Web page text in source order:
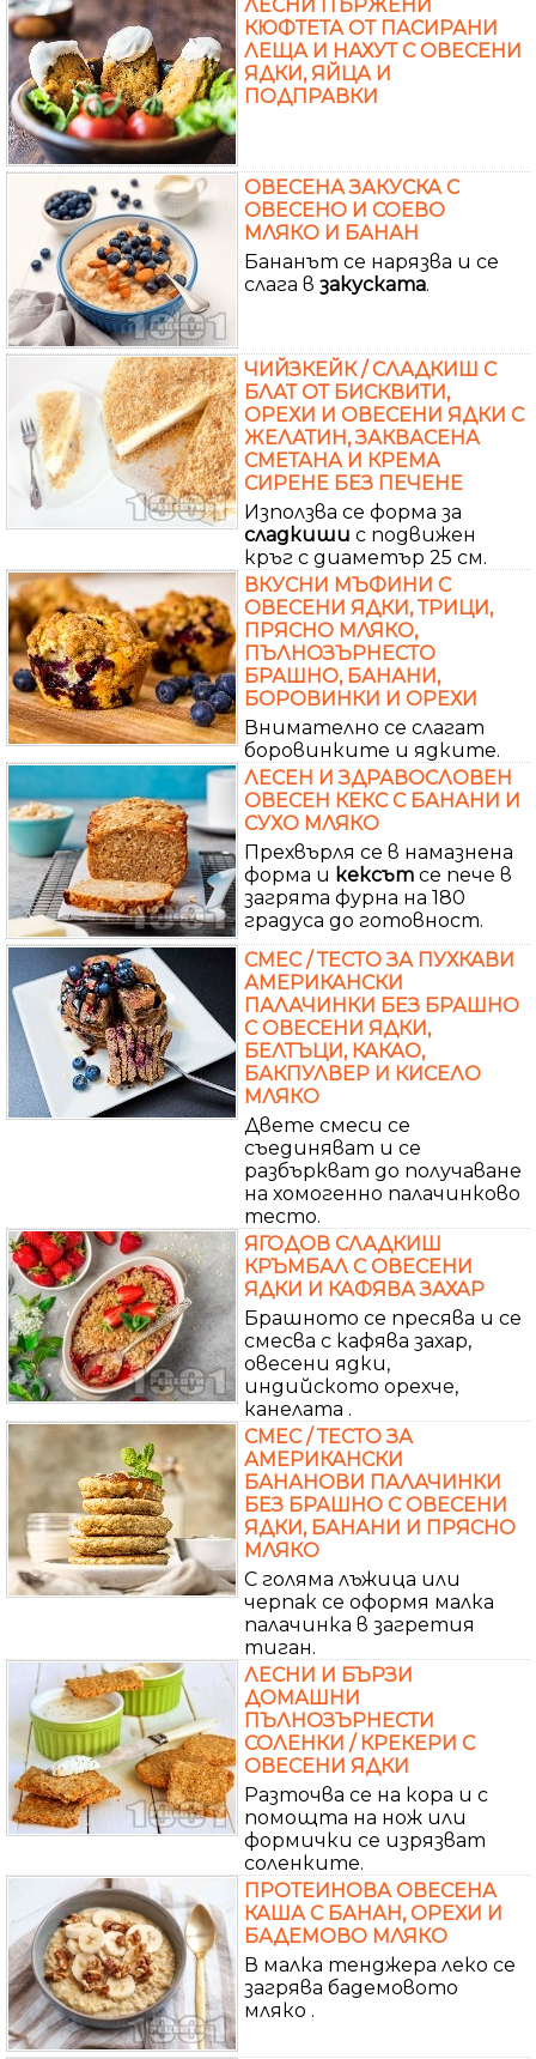
ЛЕСНИ ПЪРЖЕНИ
КЮФТЕТА ОТ ПАСИРАНИ
ЛЕЩА И НАХУТ С ОВЕСЕНИ
ЯДКИ, ЯЙЦА И
ПОДПРАВКИ
ОВЕСЕНА ЗАКУСКА С
ОВЕСЕНО И СОЕВО
МЛЯКО И БАНАН
Бананът се нарязва и се
слага в закуската.
ЧИЙЗКЕЙК / СЛАДКИШ С
БЛАТ ОТ БИСКВИТИ,
ОРЕХИ И ОВЕСЕНИ ЯДКИ С
ЖЕЛАТИН, ЗАКВАСЕНА
СМЕТАНА И КРЕМА
СИРЕНЕ БЕЗ ПЕЧЕНЕ
Използва се форма за
сладкиши с подвижен
кръг с диаметър 25 см.
ВКУСНИ МЪФИНИ С
ОВЕСЕНИ ЯДКИ, ТРИЦИ,
ПРЯСНО МЛЯКО,
ПЪЛНОЗЪРНЕСТО
БРАШНО, БАНАНИ,
БОРОВИНКИ И ОРЕХИ
Внимателно се слагат
боровинките и ядките.
ЛЕСЕН И ЗДРАВОСЛОВЕН
ОВЕСЕН КЕКС С БАНАНИ И
СУХО МЛЯКО
Прехвърля се в намазнена
форма и кексът се пече в
загрята фурна на 180
градуса до готовност.
СМЕС / ТЕСТО ЗА ПУХКАВИ
АМЕРИКАНСКИ
ПАЛАЧИНКИ БЕЗ БРАШНО
С ОВЕСЕНИ ЯДКИ,
БЕЛТЪЦИ, КАКАО,
БАКПУЛВЕР И КИСЕЛО
МЛЯКО
Двете смеси се
съединяват и се
разбъркват до получаване
на хомогенно палачинково
тесто.
ЯГОДОВ СЛАДКИШ
КРЪМБАЛ С ОВЕСЕНИ
ЯДКИ И КАФЯВА ЗАХАР
Брашното се пресява и се
смесва с кафява захар,
овесени ядки,
индийското орехче,
канелата .
СМЕС / ТЕСТО ЗА
АМЕРИКАНСКИ
БАНАНОВИ ПАЛАЧИНКИ
БЕЗ БРАШНО С ОВЕСЕНИ
ЯДКИ, БАНАНИ И ПРЯСНО
МЛЯКО
С голяма лъжица или
черпак се оформя малка
палачинка в загретия
тиган.
ЛЕСНИ И БЪРЗИ
ДОМАШНИ
ПЪЛНОЗЪРНЕСТИ
СОЛЕНКИ / КРЕКЕРИ С
ОВЕСЕНИ ЯДКИ
Разточва се на кора и с
помощта на нож или
формички се изрязват
соленките.
ПРОТЕИНОВА ОВЕСЕНА
КАША С БАНАН, ОРЕХИ И
БАДЕМОВО МЛЯКО
В малка тенджера леко се
загрява бадемовото
мляко .